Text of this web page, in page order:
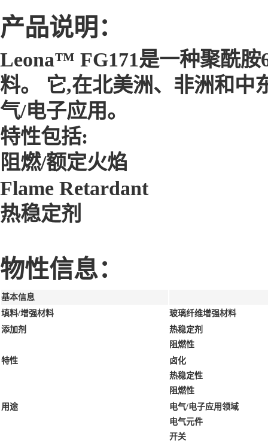
产品说明：
Leona™ FG171是一种聚酰胺
料。 它,在北美洲、非洲和中
气/电子应用。
特性包括:
阻燃/额定火焰
Flame Retardant
热稳定剂
物性信息：
基本信息
填料/增强材料
玻璃纤维增强材料
添加剂
热稳定剂
阻燃性
特性
卤化
热稳定性
阻燃性
用途
电气/电子应用领域
电气元件
开关